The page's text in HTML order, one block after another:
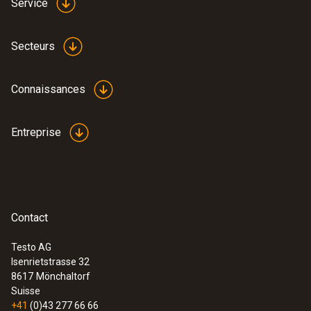
Service
Secteurs
Connaissances
Entreprise
Contact
Testo AG
Isenrietstrasse 32
8617 Mönchaltorf
Suisse
+41 (0)43 277 66 66